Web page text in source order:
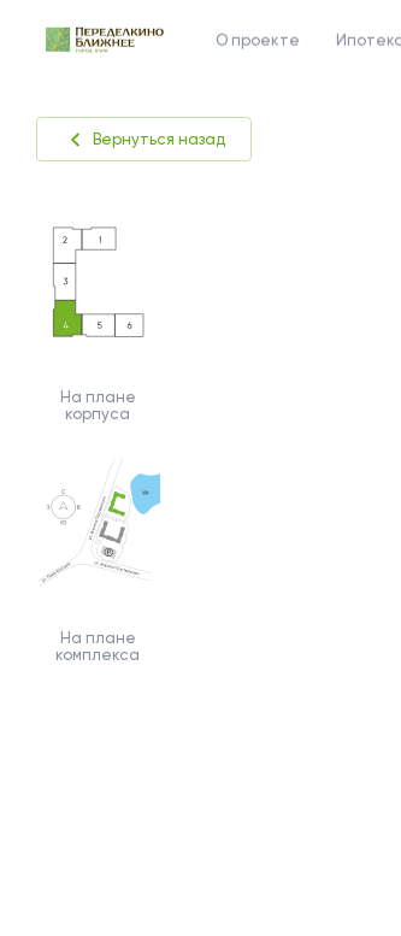
О проекте
На плане
корпуса
На плане
комплекса
Вернуться назад